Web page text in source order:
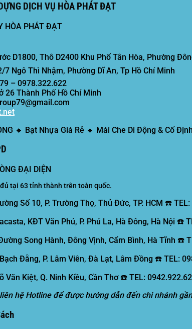
DỊCH VỤ HÒA PHÁT ĐẠT
HÒA PHÁT ĐẠT
D1800, Thô D2400 Khu Phố Tân Hòa, Phường
7 Ngô Thì Nhậm, Phường Dĩ An, Tp Hồ Chí Minh
– 0978.322.622
26 Thành Phố Hồ Chí Minh
🔹 Bạt Nhựa Giá Rẻ 🔹 Mái Che Di Động & Cố
ĐẠI DIỆN
tại 63 tỉnh thành trên toàn quốc.
Số 10, P. Trường Thọ, Thủ Đức, TP. HCM ☎️
KĐT Văn Phú, P. Phú La, Hà Đông, Hà Nội ☎️
Song Hành, Đông Vịnh, Cẩm Bình, Hà Tĩnh ☎️
Đằng, P. Lâm Viên, Đà Lạt, Lâm Đồng ☎️ TEL:
Văn Kiệt, Q. Ninh Kiều, Cần Thơ ☎️ TEL:
hệ Hotline để được hướng dẫn đến chi nhánh